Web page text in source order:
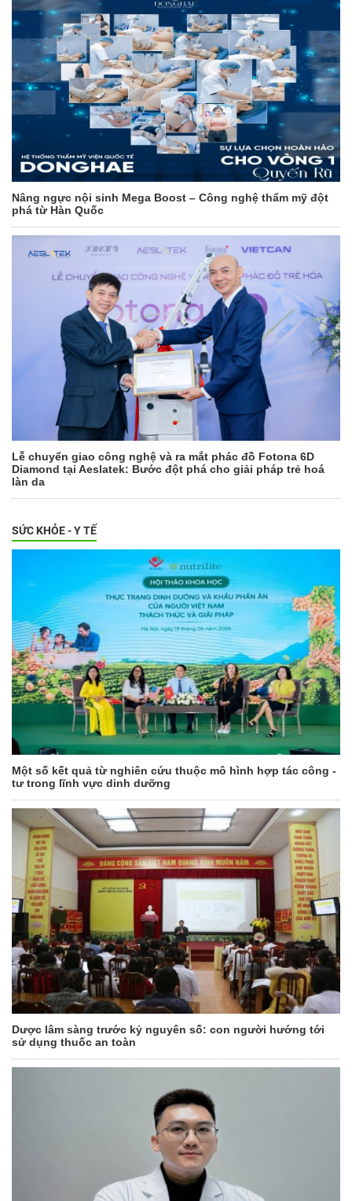
Nâng ngực nội sinh Mega Boost – Công nghệ thẩm mỹ đột
phá từ Hàn Quốc
Lễ chuyển giao công nghệ và ra mắt phác đồ Fotona 6D
Diamond tại Aeslatek: Bước đột phá cho giải pháp trẻ hoá
làn da
SỨC KHỎE - Y TẾ
Một số kết quả từ nghiên cứu thuộc mô hình hợp tác công -
tư trong lĩnh vực dinh dưỡng
Dược lâm sàng trước kỷ nguyên số: con người hướng tới
sử dụng thuốc an toàn